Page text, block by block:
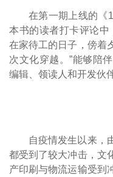
在第一期上线的《
本书的读者打卡评论中
在家待工的日子，傍着
次文化穿越。”能够陪
编辑、领读人和开发伙
自疫情发生以来，
都受到了较大冲击，文
产印刷与物流运输受到